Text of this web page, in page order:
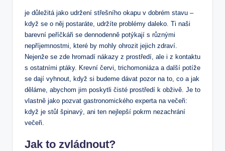
je důležitá jako udržení střešního okapu v dobrém stavu –
když se o něj postaráte, udržíte problémy daleko. Ti naši
barevní peříčkáři se dennodenně potýkají s různými
nepříjemnostmi, které by mohly ohrozit jejich zdraví.
Nejenže se zde hromadí nákazy z prostředí, ale i z kontaktu
s ostatními ptáky. Krevní červi, trichomoniáza a další potíže
se dají vyhnout, když si budeme dávat pozor na to, co a jak
děláme, abychom jim poskytli čisté prostředí k obživě. Je to
vlastně jako pozvat gastronomického experta na večeři:
když je stůl špinavý, ani ten nejlepší pokrm nezachrání
večeři.
Jak to zvládnout?